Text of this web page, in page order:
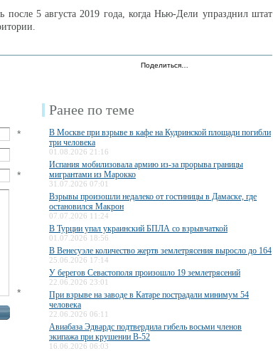
5 августа 2019 года, когда Нью-Дели упразднил штат
Поделиться…
*
*
*
Ранее по теме
В Москве при взрыве в кафе на Кудринской площади погибли
три человека
01.08.2026 21:16
Испания мобилизовала армию из-за прорыва границы
мигрантами из Марокко
31.07.2026 07:01
Взрывы произошли недалеко от гостиницы в Дамаске, где
остановился Макрон
07.07.2026 11:24
В Турции упал украинский БПЛА со взрывчаткой
01.07.2026 18:56
В Венесуэле количество жертв землетрясения выросло до 164
25.06.2026 17:14
У берегов Севастополя произошло 19 землетрясений
22.06.2026 23:01
При взрыве на заводе в Катаре пострадали минимум 54
человека
22.06.2026 06:11
Авиабаза Эдвардс подтвердила гибель восьми членов
экипажа при крушении B-52
16.06.2026 06:03